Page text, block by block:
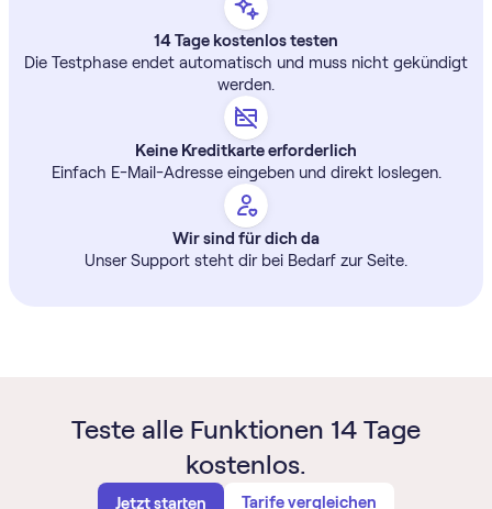
14 Tage kostenlos testen
Die Testphase endet automatisch und muss nicht gekündigt
werden.
Keine Kreditkarte erforderlich
Einfach E-Mail-Adresse eingeben und direkt loslegen.
Wir sind für dich da
Unser Support steht dir bei Bedarf zur Seite.
Teste alle Funktionen 14 Tage
kostenlos.
Jetzt starten Tarife vergleichen